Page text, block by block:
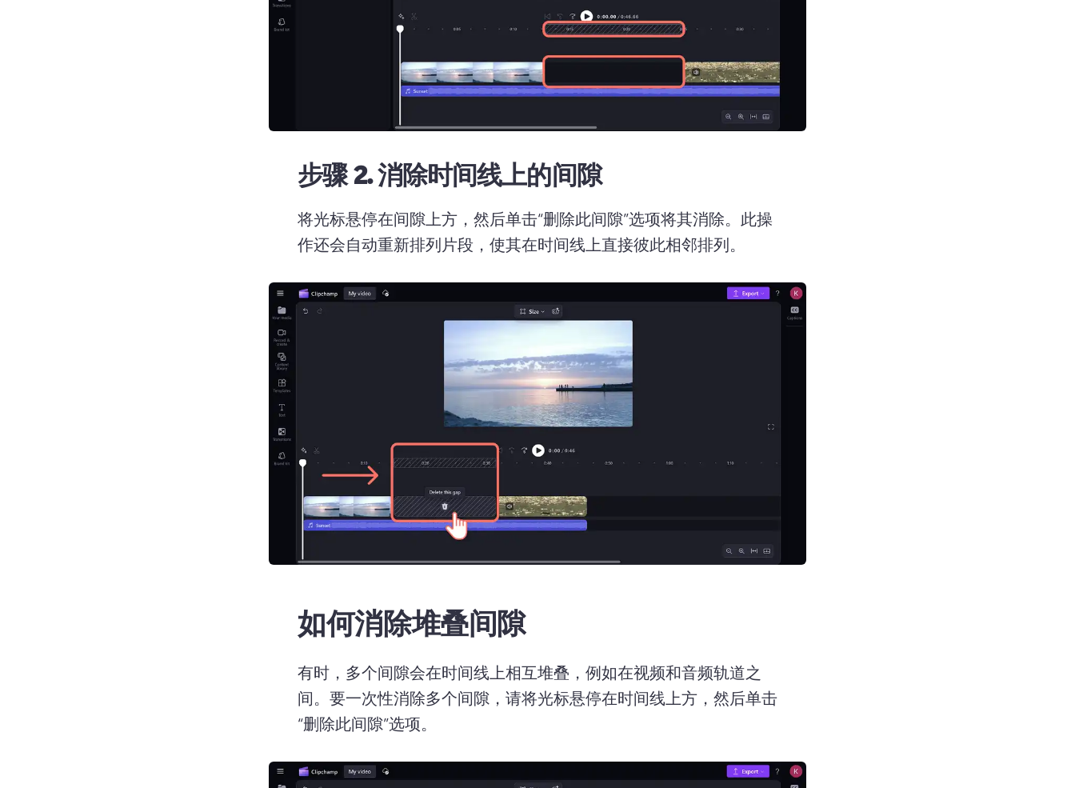
步骤 2.消除时间线上的间隙
将光标悬停在间隙上方，然后单击“删除此间隙”选项将其消除。 此操
作还会自动重新排列片段，使其在时间线上直接彼此相邻排列。
如何消除堆叠间隙
有时，多个间隙会在时间线上相互堆叠，例如在视频和音频轨道之
间。 要一次性消除多个间隙，请将光标悬停在时间线上方，然后单击
“删除此间隙”选项。